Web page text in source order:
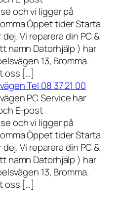
och vi ligger på
Öppet tider Starta
Vi reparera din PC &
namn Datorhjälp ) har
13, Bromma.
oss […]
Tel 08 37 21 00
PC Service har
E-post
och vi ligger på
Öppet tider Starta
Vi reparera din PC &
namn Datorhjälp ) har
13, Bromma.
oss […]